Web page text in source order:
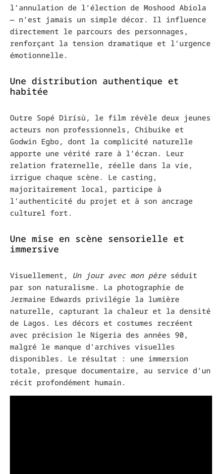
l’annulation de l’élection de Moshood Abiola
— n’est jamais un simple décor. Il influence
directement le parcours des personnages,
renforçant la tension dramatique et l’urgence
émotionnelle.
Une distribution authentique et
habitée
Outre Sopé Dìrísù , le film révèle deux jeunes
acteurs non professionnels, Chibuike et
Godwin Egbo, dont la complicité naturelle
apporte une vérité rare à l’écran. Leur
relation fraternelle, réelle dans la vie,
irrigue chaque scène. Le casting,
majoritairement local, participe à
l’authenticité du projet et à son ancrage
culturel fort.
Une mise en scène sensorielle et
immersive
Visuellement, Un jour avec mon pèreséduit
par son naturalisme. La photographie de
Jermaine Edwards privilégie la lumière
naturelle, capturant la chaleur et la densité
de Lagos. Les décors et costumes recréent
avec précision le Nigeria des années 90,
malgré le manque d’archives visuelles
disponibles. Le résultat : une immersion
totale, presque documentaire, au service d’un
récit profondément humain.